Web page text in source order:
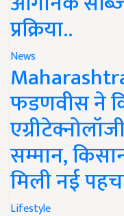
प्रक्रिया..
News
फडणवीस ने
सम्मान,
मिली नई
Lifestyle